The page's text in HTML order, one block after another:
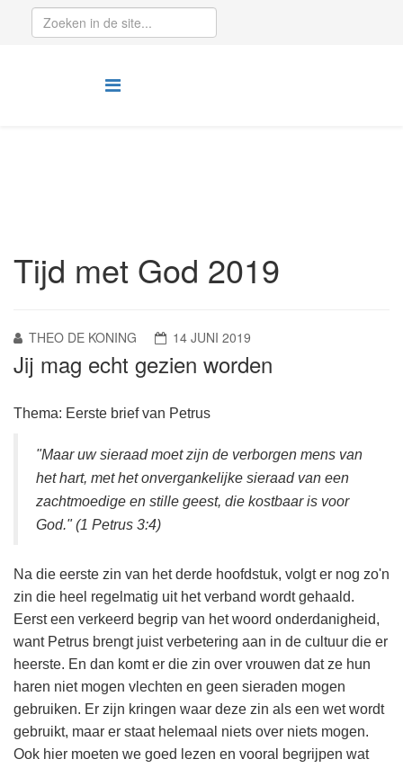
Tijd met God 2019
THEO DE KONING 14 JUNI 2019
Jij mag echt gezien worden
Thema: Eerste brief van Petrus
"Maar uw sieraad moet zijn de verborgen mens van
het hart, met het onvergankelijke sieraad van een
zachtmoedige en stille geest, die kostbaar is voor
God." (1 Petrus 3:4)
Na die eerste zin van het derde hoofdstuk, volgt er nog zo'n
zin die heel regelmatig uit het verband wordt gehaald.
Eerst een verkeerd begrip van het woord onderdanigheid,
want Petrus brengt juist verbetering aan in de cultuur die er
heerste. En dan komt er die zin over vrouwen dat ze hun
haren niet mogen vlechten en geen sieraden mogen
gebruiken. Er zijn kringen waar deze zin als een wet wordt
gebruikt, maar er staat helemaal niets over niets mogen.
Ook hier moeten we goed lezen en vooral begrijpen wat